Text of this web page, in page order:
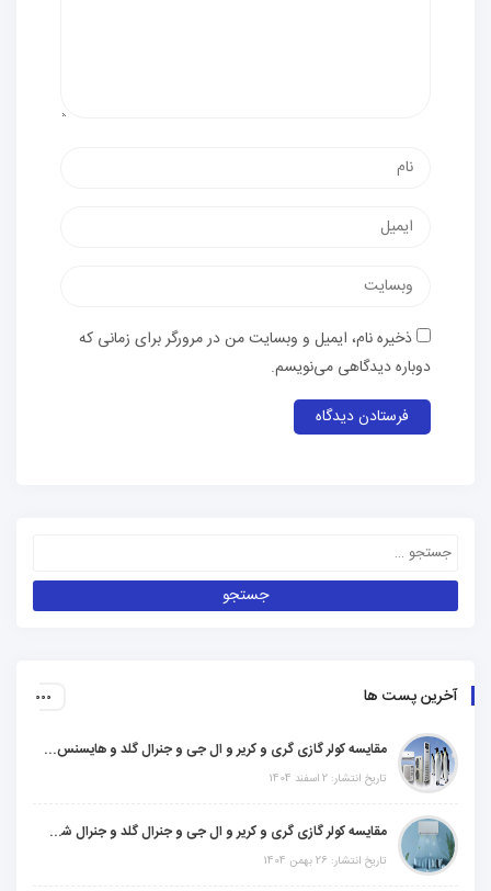
ذخیره نام، ایمیل و وبسایت من در مرورگر برای زمانی که
دوباره دیدگاهی می‌نویسم.
آخرین پست ها
مقایسه کولر گازی گری و کریر و ال جی و جنرال گلد و هایسنس و مدیا و اجنرال
تاریخ انتشار: 2 اسفند 1404
مقایسه کولر گازی گری و کریر و ال جی و جنرال گلد و جنرال شکار و سامسونگ و یونیوا
تاریخ انتشار: 26 بهمن 1404